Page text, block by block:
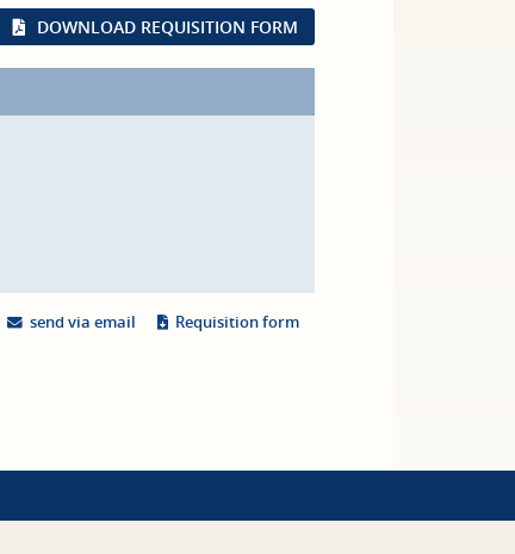
DOWNLOAD REQUISITION FORM
send via email Requisition form